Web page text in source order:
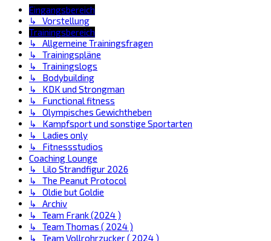
Eingangsbereich
↳ Vorstellung
Trainingsbereich
↳ Allgemeine Trainingsfragen
↳ Trainingspläne
↳ Trainingslogs
↳ Bodybuilding
↳ KDK und Strongman
↳ Functional fitness
↳ Olympisches Gewichtheben
↳ Kampfsport und sonstige Sportarten
↳ Ladies only
↳ Fitnessstudios
Coaching Lounge
↳ Lilo Strandfigur 2026
↳ The Peanut Protocol
↳ Oldie but Goldie
↳ Archiv
↳ Team Frank (2024 )
↳ Team Thomas ( 2024 )
↳ Team Vollrohrzucker ( 2024 )